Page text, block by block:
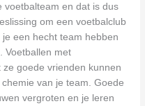
voetbalteam en dat is dus
om een voetbalclub
een hecht team hebben
Voetballen met
goede vrienden kunnen
van je team. Goede
vergroten en je leren